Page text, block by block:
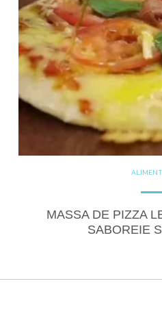
GLUTEN
MASSA DE PIZZA
SABOREIE